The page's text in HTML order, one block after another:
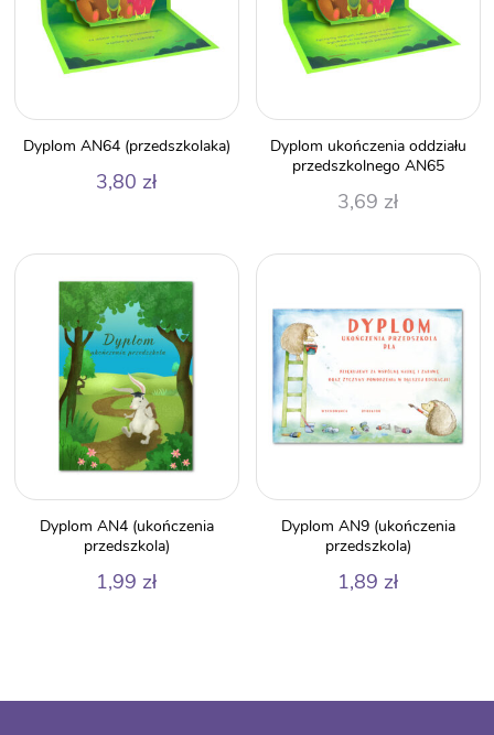
Dyplom AN64 (przedszkolaka)
3,80 zł
Dyplom ukończenia oddziału
przedszkolnego AN65
3,69 zł
Dyplom AN4 (ukończenia
przedszkola)
1,99 zł
Dyplom AN9 (ukończenia
przedszkola)
1,89 zł